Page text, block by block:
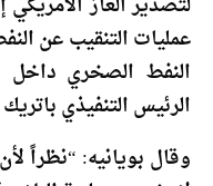
عمليات التنقيب عن
النفط الصخري داخل
الرئيس التنفيذي باتريك
وقال بويانيه: “نظراً